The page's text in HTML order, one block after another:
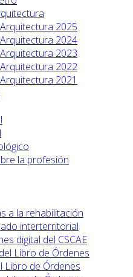
2025
2024
2023
2022
2021
la profesión
a la rehabilitación
interterritorial
digital del CSCAE
Libro de Órdenes
Libro de Órdenes